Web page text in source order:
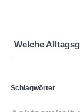
Welche
Schlagwörter